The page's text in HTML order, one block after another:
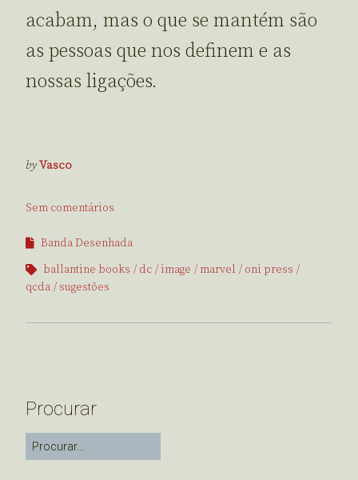
acabam, mas o que se mantém são
as pessoas que nos definem e as
nossas ligações.
byVasco
Sem comentários
Banda Desenhada
ballantine books
dc image marvel
oni press
qcda
sugestões
Procurar